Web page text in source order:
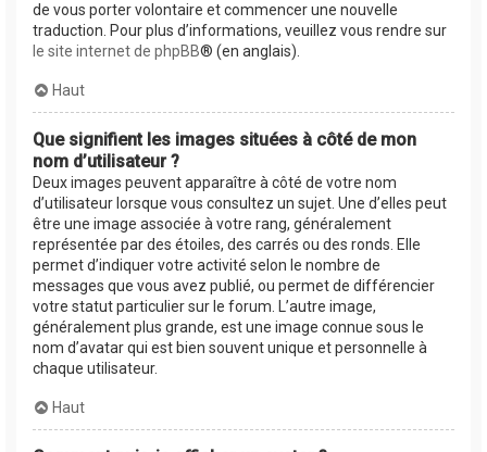
de vous porter volontaire et commencer une nouvelle
traduction. Pour plus d’informations, veuillez vous rendre sur
le site internet de phpBB® (en anglais).
Haut
Que signifient les images situées à côté de mon
nom d’utilisateur ?
Deux images peuvent apparaître à côté de votre nom
d’utilisateur lorsque vous consultez un sujet. Une d’elles peut
être une image associée à votre rang, généralement
représentée par des étoiles, des carrés ou des ronds. Elle
permet d’indiquer votre activité selon le nombre de
messages que vous avez publié, ou permet de différencier
votre statut particulier sur le forum. L’autre image,
généralement plus grande, est une image connue sous le
nom d’avatar qui est bien souvent unique et personnelle à
chaque utilisateur.
Haut